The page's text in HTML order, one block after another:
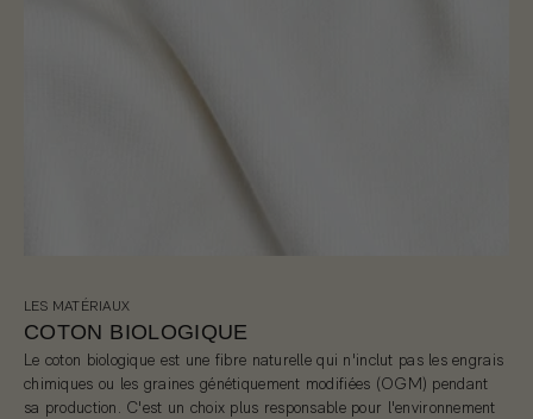
LES MATÉRIAUX
COTON BIOLOGIQUE
Le coton biologique est une fibre naturelle qui n'inclut pas les engrais
chimiques ou les graines génétiquement modifiées (OGM) pendant
sa production. C'est un choix plus responsable pour l'environnement